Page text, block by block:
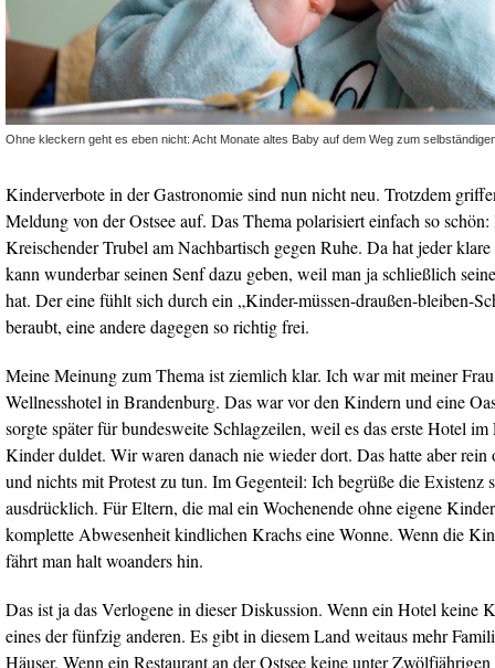
Ohne kleckern geht es eben nicht: Acht Monate altes Baby auf dem Weg zum
Kinderverbote in der Gastronomie sind nun nicht neu. Trotzdem
Meldung von der Ostsee auf. Das Thema polarisiert einfach so
Kreischender Trubel am Nachbartisch gegen Ruhe. Da hat jeder
kann wunderbar seinen Senf dazu geben, weil man ja schließlich
hat. Der eine fühlt sich durch ein „Kinder-müssen-draußen-bleiben-
beraubt, eine andere dagegen so richtig frei.
Meine Meinung zum Thema ist ziemlich klar. Ich war mit meiner
Wellnesshotel in Brandenburg. Das war vor den Kindern und eine
sorgte später für bundesweite Schlagzeilen, weil es das erste Hotel
Kinder duldet. Wir waren danach nie wieder dort. Das hatte aber rein
und nichts mit Protest zu tun. Im Gegenteil: Ich begrüße die Existenz
ausdrücklich. Für Eltern, die mal ein Wochenende ohne eigene
komplette Abwesenheit kindlichen Krachs eine Wonne. Wenn die
fährt man halt woanders hin.
Das ist ja das Verlogene in dieser Diskussion. Wenn ein Hotel keine
eines der fünfzig anderen. Es gibt in diesem Land weitaus mehr
Häuser. Wenn ein Restaurant an der Ostsee keine unter